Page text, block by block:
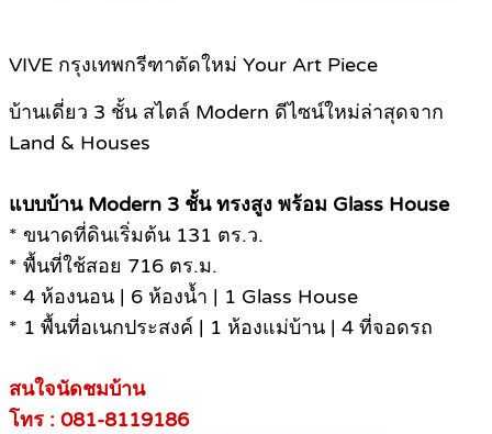
VIVE กรุงเทพกรีฑาตัดใหม่ Your Art Piece
บ้านเดี่ยว 3 ชั้น สไตล์ Modern ดีไซน์ใหม่ล่าสุดจาก
Land & Houses
แบบบ้าน Modern 3 ชั้น ทรงสูง พร้อม Glass House
* ขนาดที่ดินเริ่มต้น 131 ตร.ว.
* พื้นที่ใช้สอย 716 ตร.ม.
* 4 ห้องนอน | 6 ห้องน้ำ | 1 Glass House
* 1 พื้นที่อเนกประสงค์ | 1 ห้องแม่บ้าน | 4 ที่จอดรถ
สนใจนัดชมบ้าน
โทร : 081-8119186